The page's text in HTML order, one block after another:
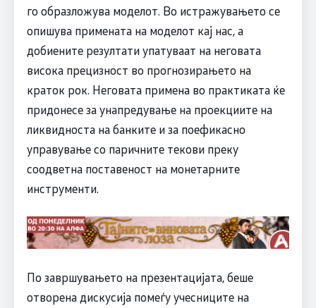
го образложува моделот. Во истражувањето се
опишува примената на моделот кај нас, а
добиените резултати упатуваат на неговата
висока прецизност во прогнозирањето на
краток рок. Неговата примена во практиката ќе
придонесе за унапредување на проекциите на
ликвидноста на банките и за поефикасно
управување со паричните текови преку
соодветна поставеност на монетарните
инструменти.
По завршувањето на презентацијата, беше
отворена дискусија помеѓу учесниците на